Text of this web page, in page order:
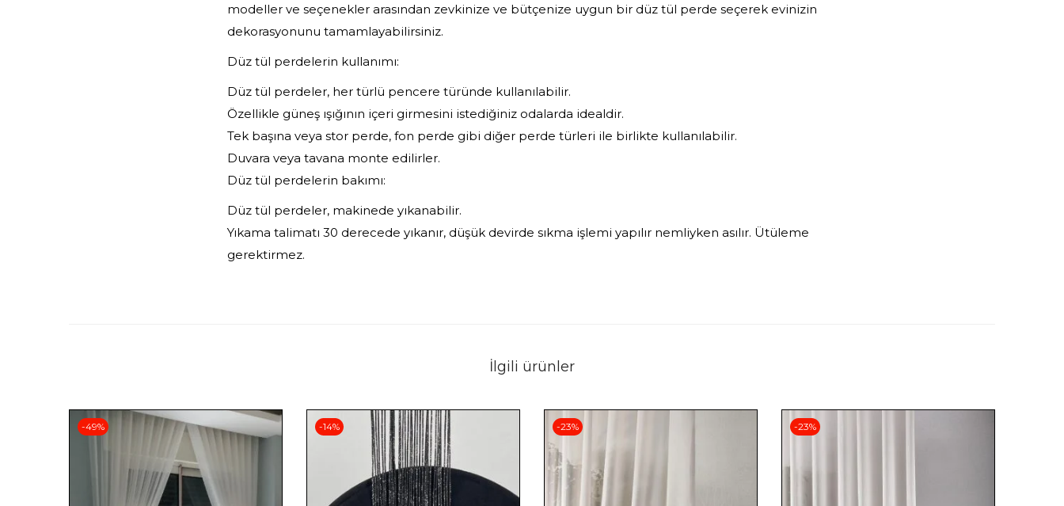
modeller ve seçenekler arasından zevkinize ve bütçenize uygun bir düz tül perde seçerek evinizin
dekorasyonunu tamamlayabilirsiniz.
Düz tül perdelerin kullanımı:
Düz tül perdeler, her türlü pencere türünde kullanılabilir.
Özellikle güneş ışığının içeri girmesini istediğiniz odalarda idealdir.
Tek başına veya stor perde, fon perde gibi diğer perde türleri ile birlikte kullanılabilir.
Duvara veya tavana monte edilirler.
Düz tül perdelerin bakımı:
Düz tül perdeler, makinede yıkanabilir.
Yıkama talimatı 30 derecede yıkanır, düşük devirde sıkma işlemi yapılır nemliyken asılır. Ütüleme
gerektirmez.
İlgili ürünler
-49% -14% -23% -23%